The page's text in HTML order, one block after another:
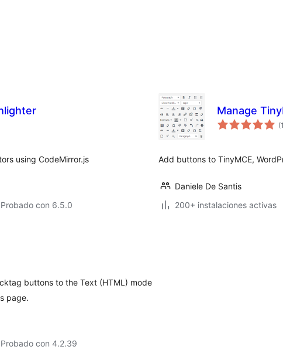
using CodeMirror.js
Probado con 6.5.0
Manage
(1
Add buttons to TinyMCE,
Daniele De Santis
200+ instalaciones activas
buttons to the Text (HTML) mode
page.
Probado con 4.2.39